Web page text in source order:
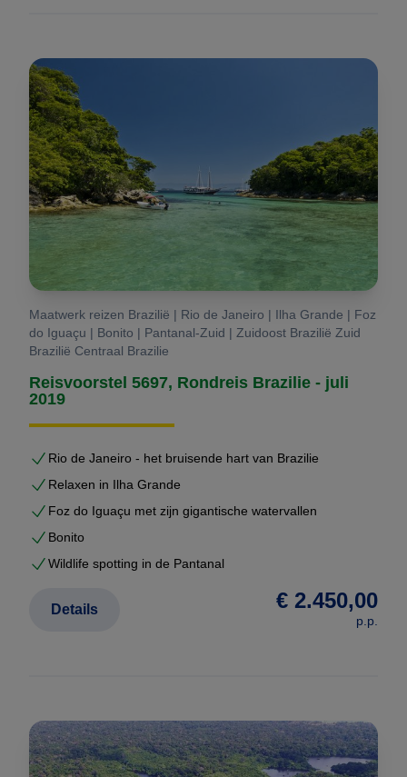
Maatwerk reizen Brazilië | Rio de Janeiro | Ilha Grande | Foz
do Iguaçu | Bonito | Pantanal-Zuid | Zuidoost Brazilië Zuid
Brazilië Centraal Brazilie
Reisvoorstel 5697, Rondreis Brazilie - juli
2019
Rio de Janeiro - het bruisende hart van Brazilie
Relaxen in Ilha Grande
Foz do Iguaçu met zijn gigantische watervallen
Bonito
Wildlife spotting in de Pantanal
€ 2.450,00
p.p.
Details